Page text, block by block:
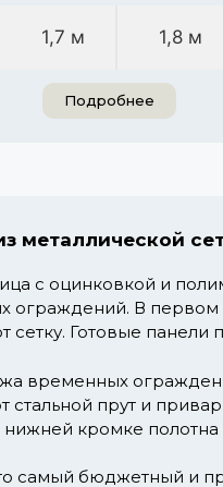
1,7 м 1,8 м
Подробнее
металлической
с оцинковкой и
ограждений. В первом
сетку. Готовые панели
временных
стальной прут и
кромке полотна
самый бюджетный и